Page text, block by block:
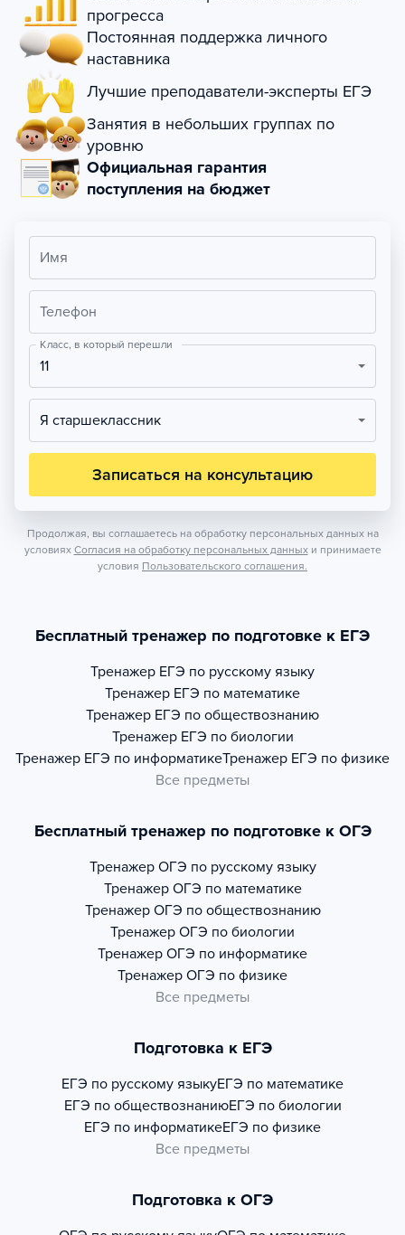
прогресса
Постоянная поддержка личного
наставника
Лучшие преподаватели-эксперты ЕГЭ
Занятия в небольших группах по
уровню
Официальная гарантия
поступления на бюджет
Имя
Телефон
Класс, в который перешли
11
Я старшеклассник
Записаться на консультацию
Продолжая, вы соглашаетесь на обработку персональных данных на
условиях Согласия на обработку персональных данных и принимаете
условия Пользовательского соглашения.
Бесплатный тренажер по подготовке к ЕГЭ
Тренажер ЕГЭ по русскому языку
Тренажер ЕГЭ по математике
Тренажер ЕГЭ по обществознанию
Тренажер ЕГЭ по биологии
Тренажер ЕГЭ по информатикеТренажер ЕГЭ по физике
Все предметы
Бесплатный тренажер по подготовке к ОГЭ
Тренажер ОГЭ по русскому языку
Тренажер ОГЭ по математике
Тренажер ОГЭ по обществознанию
Тренажер ОГЭ по биологии
Тренажер ОГЭ по информатике
Тренажер ОГЭ по физике
Все предметы
Подготовка к ЕГЭ
ЕГЭ по русскому языкуЕГЭ по математике
ЕГЭ по обществознаниюЕГЭ по биологии
ЕГЭ по информатикеЕГЭ по физике
Все предметы
Подготовка к ОГЭ